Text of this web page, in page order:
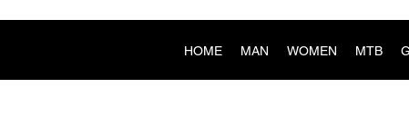
HOME MAN WOMEN MTB